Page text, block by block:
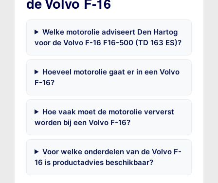
de Volvo F-16
Welke motorolie adviseert Den Hartog
voor de Volvo F-16 F16-500 (TD 163 ES)?
Hoeveel motorolie gaat er in een Volvo
F-16?
Hoe vaak moet de motorolie ververst
worden bij een Volvo F-16?
Voor welke onderdelen van de Volvo F-
16 is productadvies beschikbaar?